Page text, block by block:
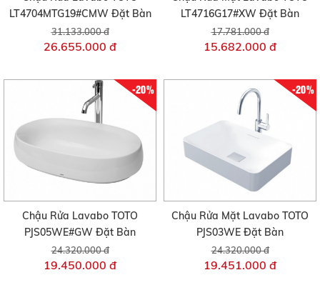
LT4704MTG19#CMW Đặt Bàn
31.133.000 đ
26.655.000 đ
LT4716G17#XW Đặt Bàn
17.781.000 đ
15.682.000 đ
-20%
Chậu Rửa Lavabo TOTO
PJS05WE#GW Đặt Bàn
24.320.000 đ
19.450.000 đ
-20%
Chậu Rửa Mặt Lavabo TOTO
PJS03WE Đặt Bàn
24.320.000 đ
19.451.000 đ